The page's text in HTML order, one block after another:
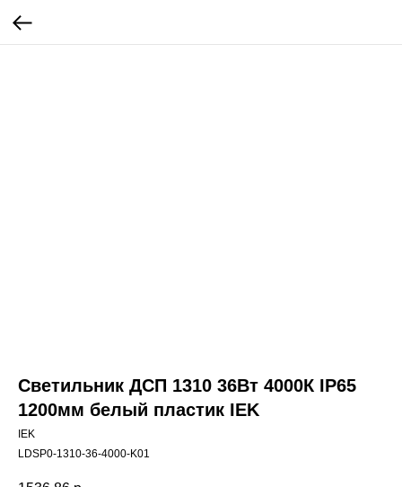
Светильник ДСП 1310 36Вт 4000К IP65
1200мм белый пластик IEK
IEK
LDSP0-1310-36-4000-K01